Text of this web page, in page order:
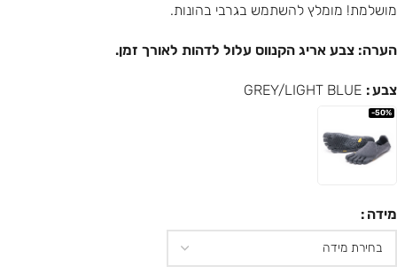
מושלמת! מומלץ להשתמש בגרבי בהונות.
הערה: צבע אריג הקנווס עלול לדהות לאורך זמן.
צבע GREY/LIGHT BLUE
-50%
מידה